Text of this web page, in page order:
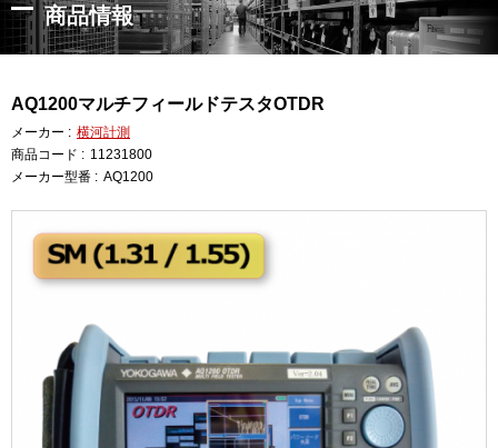
商品情報
AQ1200マルチフィールドテスタOTDR
メーカー : 横河計測
商品コード : 11231800
メーカー型番 : AQ1200